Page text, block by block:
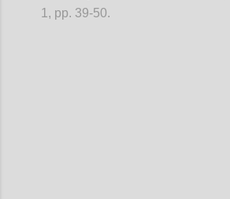
1, pp. 39-50.